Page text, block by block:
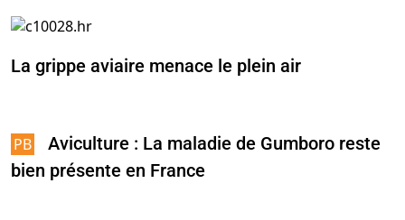
La grippe aviaire menace le plein air
Aviculture : La maladie de Gumboro reste
bien présente en France